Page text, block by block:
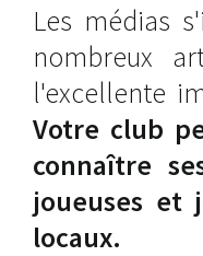
Les médias
nombreux
l'excellente
Votre club
connaître
joueuses et
locaux.